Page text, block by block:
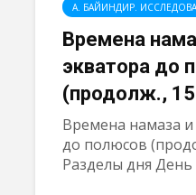
А. БАЙИНДИР.
Времена
экватора до
(продолж.,
Времена намазa и
до полюсов
Разделы дня День